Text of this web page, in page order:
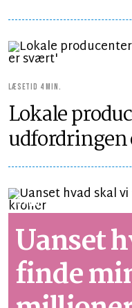
LÆSETID 4 MIN.
Lokale
SYNSPUNKT
Uanset
finde